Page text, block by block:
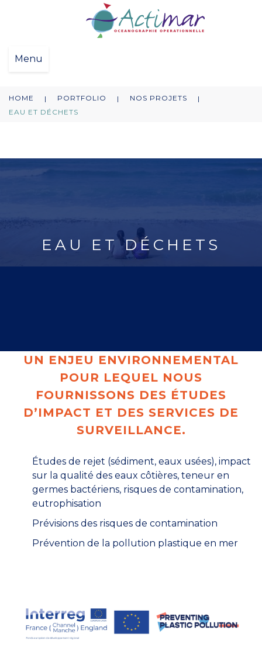
Menu
HOME | PORTFOLIO | NOS PROJETS
|
EAU ET DÉCHETS
EAU ET DÉCHETS
UN ENJEU ENVIRONNEMENTAL
POUR LEQUEL NOUS
FOURNISSONS DES ÉTUDES
D’IMPACT ET DES SERVICES DE
SURVEILLANCE.
Études de rejet (sédiment, eaux usées), impact
sur la qualité des eaux côtières, teneur en
germes bactériens, risques de contamination,
eutrophisation
Prévisions des risques de contamination
Prévention de la pollution plastique en mer